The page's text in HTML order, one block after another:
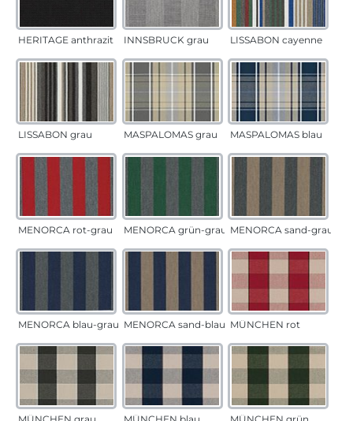
HERITAGE anthrazit INNSBRUCK grau LISSABON cayenne
LISSABON grau MASPALOMAS grau MASPALOMAS blau
MENORCA rot-grau MENORCA grün-grau MENORCA sand-grau
MENORCA blau-grau MENORCA sand-blau MÜNCHEN rot